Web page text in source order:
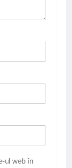
ul web în